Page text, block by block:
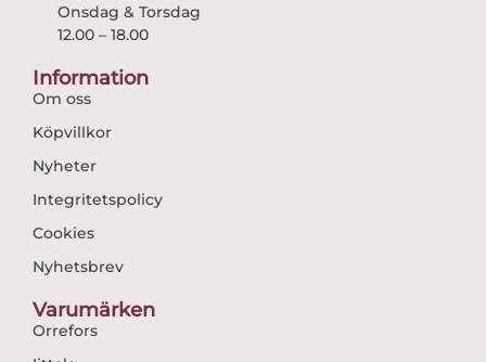
Onsdag & Torsdag
12.00 – 18.00
Information
Om oss
Köpvillkor
Nyheter
Integritetspolicy
Cookies
Nyhetsbrev
Varumärken
Orrefors